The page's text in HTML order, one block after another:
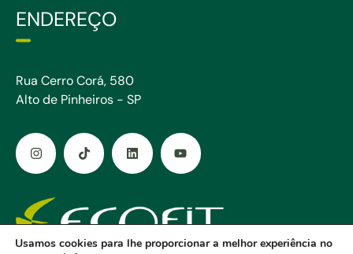
ENDEREÇO
Rua Cerro Corá, 580
Alto de Pinheiros - SP
Usamos cookies para lhe proporcionar a melhor experiência no